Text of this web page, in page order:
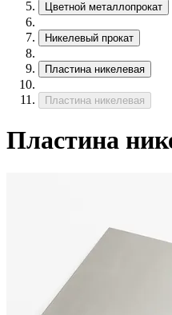
Цветной металлопрокат
Никелевый прокат
Пластина никелевая
Пластина никелевая
Пластина